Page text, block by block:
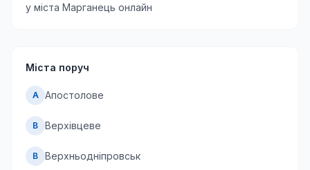
у міста Марганець онлайн
Міста поруч
А Апостолове
В Верхівцеве
В Верхньодніпровськ